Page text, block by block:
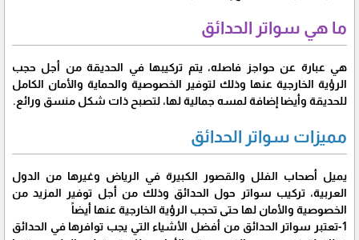
ما هي سواتر الحدائق
هي عبارة عن حواجز فاصله، يتم تركيبها في الحديقة من أجل حجب
الرؤية الخارجية عنها وذلك لتوفير الخصوصية والحماية والأمان الكامل
للحديقة وأيضا إضافة لمسه جمالية لها، لتصبح ذات شكل منسق ورائع.
مميزات سواتر الحدائق
يميل أصحاب الفلل والقصور الكبيرة في الرياض وغيرها من الدول
العربية، تركيب سواتر حول الحدائق وذلك من أجل توفير المزيد من
الخصوصية والأمان لها حتى تحجب الرؤية الخارجية عنها أيضاً
1-تعتبر سواتر الحدائق من أفضل الأشياء التي يجب توافرها في الحدائق